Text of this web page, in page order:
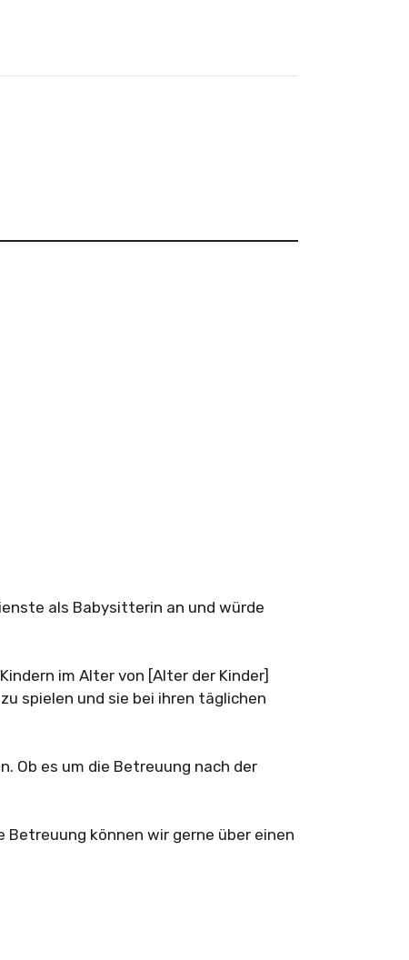
als Babysitterin an und würde
im Alter von [Alter der Kinder]
spielen und sie bei ihren täglichen
Ob es um die Betreuung nach der
Betreuung können wir gerne über einen